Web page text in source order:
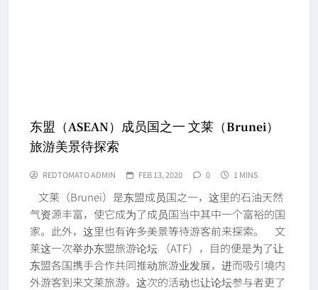
东盟（ASEAN）成员国之一 文莱（Brunei）
旅游美景待探索
REDTOMATO ADMIN FEB 13, 2020 0 1 MINS
文莱（Brunei）是东盟成员国之一，这里的石油天然
气资源丰富，使它成为了成员国当中其中一个富裕的国
家。此外，这里也有许多美景等待游客前来探索。 文
莱这一次举办东盟旅游论坛 （ATF），目的便是为了让
东盟各国携手合作共同推动旅游业发展，进而吸引境内
外游客到来文莱旅游。这次的活动也让论坛参与者更了